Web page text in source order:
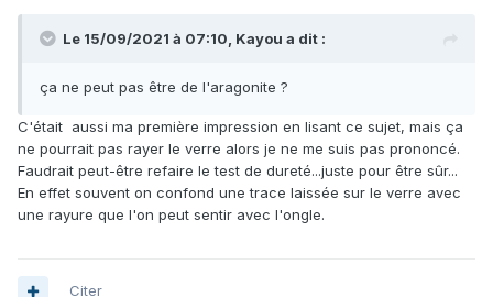
Le 15/09/2021 à 07:10, Kayou a dit :
ça ne peut pas être de l'aragonite ?
C'était aussi ma première impression en lisant ce sujet, mais ça
ne pourrait pas rayer le verre alors je ne me suis pas prononcé.
Faudrait peut-être refaire le test de dureté...juste pour être sûr...
En effet souvent on confond une trace laissée sur le verre avec
une rayure que l'on peut sentir avec l'ongle.
Citer